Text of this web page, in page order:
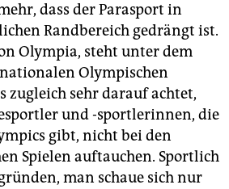
dass der Parasport in
Randbereich gedrängt ist.
Olympia, steht unter dem
Olympischen
zugleich sehr darauf achtet,
und -sportlerinnen, die
gibt, nicht bei den
Spielen auftauchen. Sportlich
man schaue sich nur